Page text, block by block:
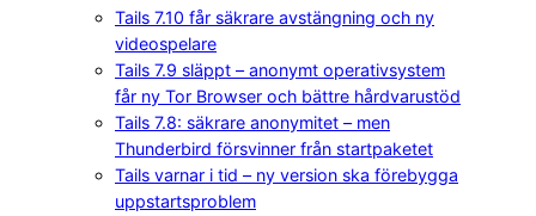
Tails 7.10 får säkrare avstängning och ny
videospelare
Tails 7.9 släppt – anonymt operativsystem
får ny Tor Browser och bättre hårdvarustöd
Tails 7.8: säkrare anonymitet – men
Thunderbird försvinner från startpaketet
Tails varnar i tid – ny version ska förebygga
uppstartsproblem